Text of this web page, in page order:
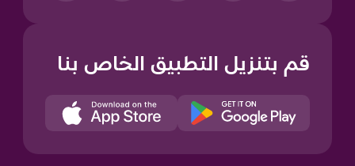
قم بتنزيل التطبيق الخاص بنا